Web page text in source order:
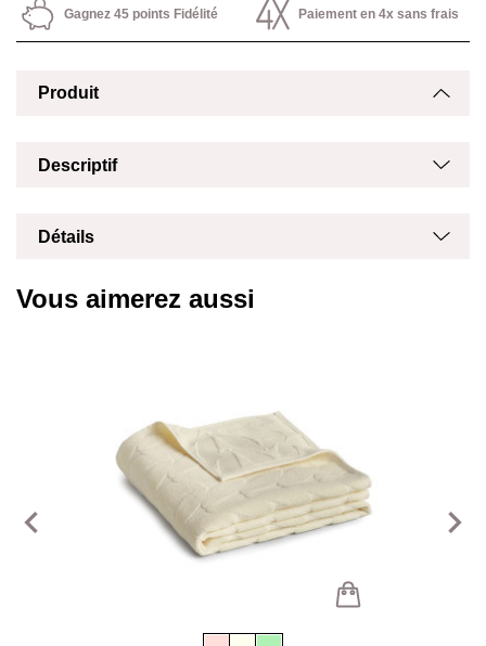
Gagnez 45 points Fidélité Paiement en 4x sans frais
Produit
Descriptif
Détails
Vous aimerez aussi
navigate_before navigate_next